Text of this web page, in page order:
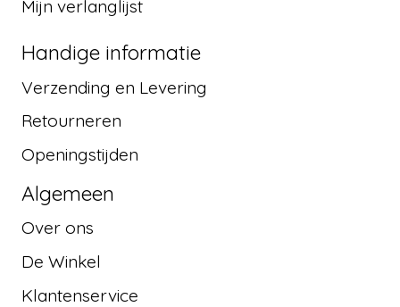
Mijn verlanglijst
Handige informatie
Verzending en Levering
Retourneren
Openingstijden
Algemeen
Over ons
De Winkel
Klantenservice